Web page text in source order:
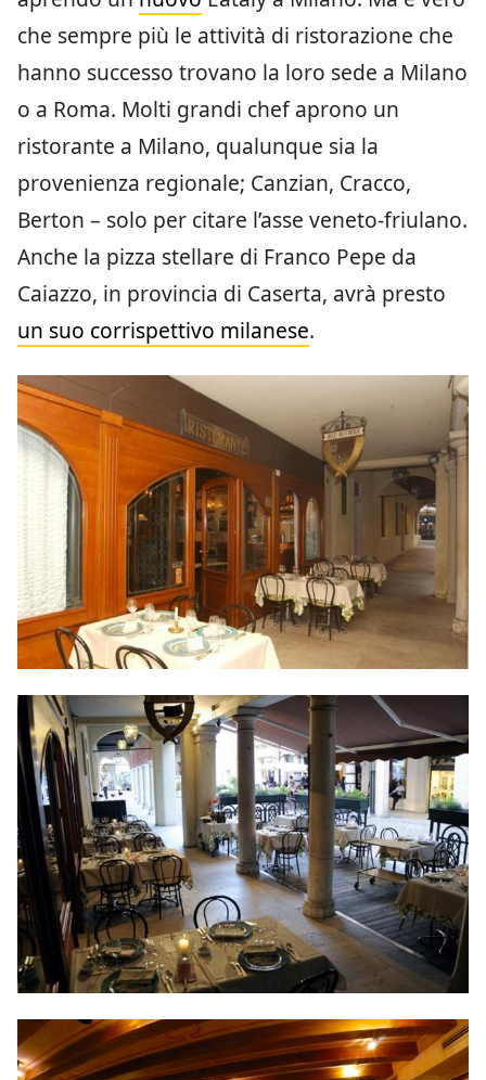
che sempre più le attività di ristorazione che
hanno successo trovano la loro sede a Milano
o a Roma. Molti grandi chef aprono un
ristorante a Milano, qualunque sia la
provenienza regionale; Canzian, Cracco,
Berton – solo per citare l’asse veneto-friulano.
Anche la pizza stellare di Franco Pepe da
Caiazzo, in provincia di Caserta, avrà presto
un suo corrispettivo milanese.